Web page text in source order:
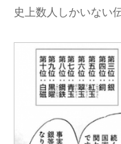
史上数人しかいない